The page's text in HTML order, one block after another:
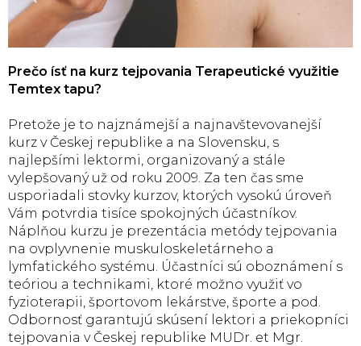
Prečo ísť na kurz tejpovania Terapeutické využitie
Temtex tapu?
Pretože je to najznámejší a najnavštevovanejší
kurz v Českej republike a na Slovensku, s
najlepšími lektormi, organizovaný a stále
vylepšovaný už od roku 2009. Za ten čas sme
usporiadali stovky kurzov, ktorých vysokú úroveň
Vám potvrdia tisíce spokojných účastníkov.
Náplňou kurzu je prezentácia metódy tejpovania
na ovplyvnenie muskuloskeletárneho a
lymfatického systému. Účastníci sú oboznámení s
teóriou a technikami, ktoré možno využiť vo
fyzioterapii, športovom lekárstve, športe a pod.
Odbornosť garantujú skúsení lektori a priekopníci
tejpovania v Českej republike MUDr. et Mgr.